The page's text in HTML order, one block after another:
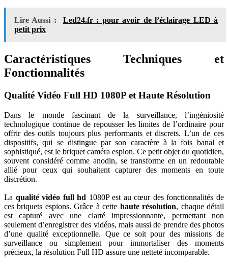
Lire Aussi :
Led24.fr : pour avoir de l’éclairage LED à
petit prix
Caractéristiques Techniques et
Fonctionnalités
Qualité Vidéo Full HD 1080P et Haute Résolution
Dans le monde fascinant de la surveillance, l’ingéniosité
technologique continue de repousser les limites de l’ordinaire pour
offrir des outils toujours plus performants et discrets. L’un de ces
dispositifs, qui se distingue par son caractère à la fois banal et
sophistiqué, est le briquet caméra espion. Ce petit objet du quotidien,
souvent considéré comme anodin, se transforme en un redoutable
allié pour ceux qui souhaitent capturer des moments en toute
discrétion.
La qualité vidéo full hd 1080P est au cœur des fonctionnalités de
ces briquets espions. Grâce à cette haute résolution, chaque détail
est capturé avec une clarté impressionnante, permettant non
seulement d’enregistrer des vidéos, mais aussi de prendre des photos
d’une qualité exceptionnelle. Que ce soit pour des missions de
surveillance ou simplement pour immortaliser des moments
précieux, la résolution Full HD assure une netteté incomparable.